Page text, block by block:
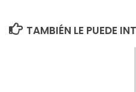
TAMBIÉN LE PUEDE